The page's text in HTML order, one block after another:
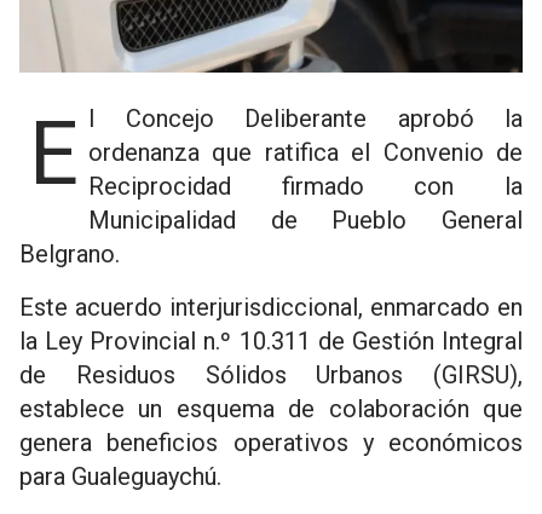
El Concejo Deliberante aprobó la ordenanza que ratifica el Convenio de
Reciprocidad firmado con la
Municipalidad de Pueblo General
Belgrano.
Este acuerdo interjurisdiccional, enmarcado en
la Ley Provincial n.º 10.311 de Gestión Integral
de Residuos Sólidos Urbanos (GIRSU),
establece un esquema de colaboración que
genera beneficios operativos y económicos
para Gualeguaychú.